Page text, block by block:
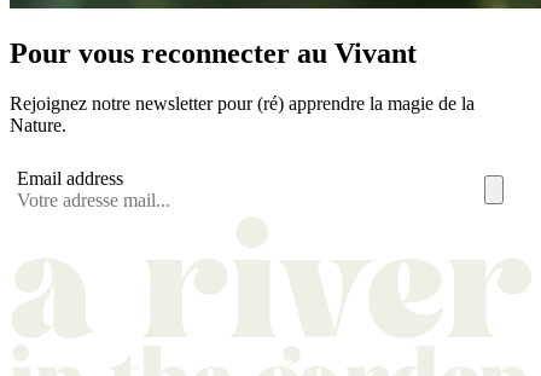
Pour vous reconnecter au Vivant
Rejoignez notre newsletter pour (ré) apprendre la magie de la
Nature.
Email address